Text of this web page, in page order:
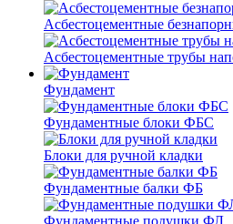
Асбестоцементные
Асбестоцементные трубы
Фундамент
Фундаментные блоки ФБС
Блоки для ручной кладки
Фундаментные балки ФБ
Фундаментные подушки ФЛ